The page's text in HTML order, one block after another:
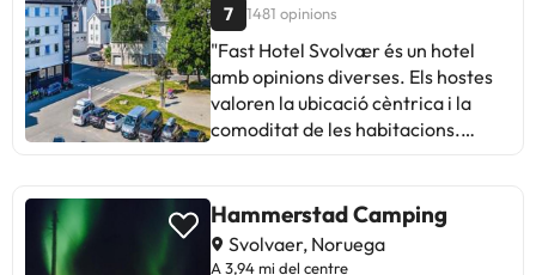
7 1481 opinions
"Fast Hotel Svolvær és un hotel
amb opinions diverses. Els hostes
valoren la ubicació cèntrica i la
comoditat de les habitacions.
de manteniment. Tot i que la
manca de personal pot semblar
estranya, el procés
Hammerstad Camping
Svolvaer, Noruega
A 3,94 mi del centre